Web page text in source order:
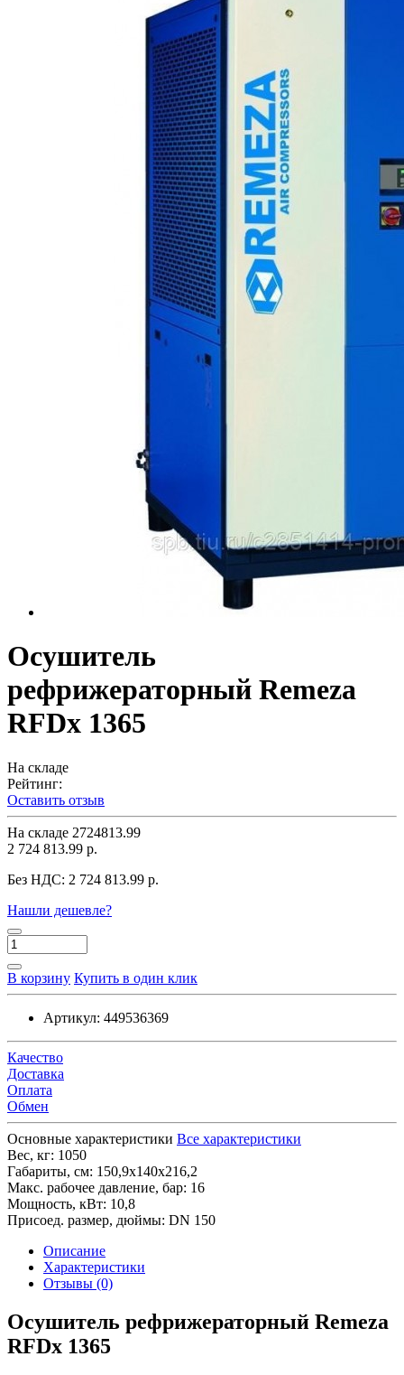
Осушитель
рефрижераторный Remeza
RFDx 1365
На складе
Рейтинг:
Оставить отзыв
На складе 2724813.99
2 724 813.99 р.
Без НДС: 2 724 813.99 р.
Нашли дешевле?
В корзину Купить в один клик
Артикул: 449536369
Качество
Доставка
Оплата
Обмен
Основные характеристики Все характеристики
Вес, кг: 1050
Габариты, см: 150,9х140х216,2
Макс. рабочее давление, бар: 16
Мощность, кВт: 10,8
Присоед. размер, дюймы: DN 150
Описание
Характеристики
Отзывы (0)
Осушитель рефрижераторный Remeza
RFDx 1365